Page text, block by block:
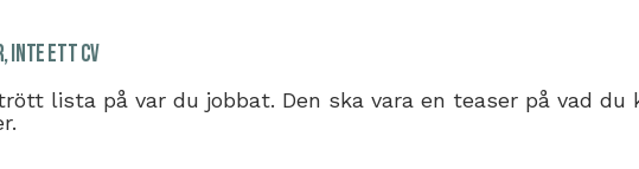
inte ett CV
lista på var du jobbat. Den ska vara en teaser på vad du